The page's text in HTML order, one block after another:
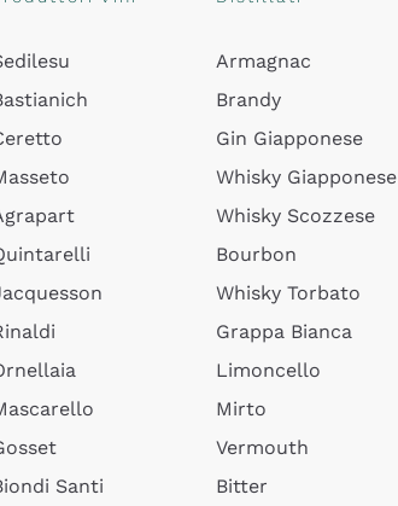
Santi
Armagnac
Brandy
Gin Giapponese
Whisky Giapponese
Whisky Scozzese
Bourbon
Whisky Torbato
Grappa Bianca
Limoncello
Mirto
Vermouth
Bitter